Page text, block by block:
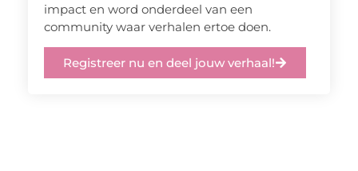
impact en word onderdeel van een
community waar verhalen ertoe doen.
Registreer nu en deel jouw verhaal!